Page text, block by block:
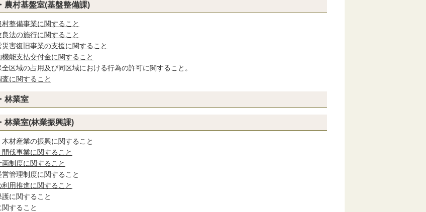
農村基盤室(基盤整備課)
村整備事業に関すること
良法の施行に関すること
災害復旧事業の支援に関すること
機能支払交付金に関すること
区域の占用及び同区域における行為の許可に関すること。
に関すること
林業室
林業室(林業振興課)
木材産業の振興に関すること
間伐事業に関すること
画制度に関すること
営管理制度に関すること
利用推進に関すること
護に関すること
すること